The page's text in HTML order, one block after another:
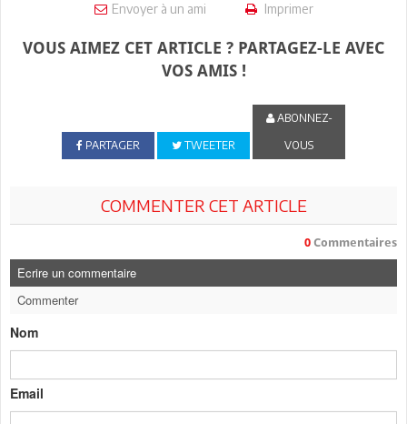
Envoyer à un ami Imprimer
VOUS AIMEZ CET ARTICLE ? PARTAGEZ-LE AVEC
VOS AMIS !
PARTAGER TWEETER
ABONNEZ-
VOUS
COMMENTER CET ARTICLE
0 Commentaires
Ecrire un commentaire
Commenter
Nom
Email